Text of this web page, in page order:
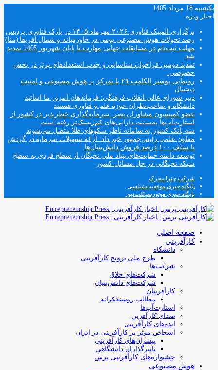
یکشنبه 18 مرداد 1405
اخبار ویژه
برگزاری المپیک فناوری ۲۰۲۶ مهرماه ۱۴۰۵ در پارک فناوری پردیس
رصد تحولات هوش مصنوعی بومی در خاورمیانه و شمال آفریقا (منا)
مهلت ثبت‌نام در مسابقات جهانی مهارت تا پایان شهریور 1405 تمدید
شد
تمدید دومین فراخوان شناسایی و جذب استعدادهای برتر در بخش
خصوصی
رونمایی پوستر الکامپ ۲۹ با تمرکز بر هوش مصنوعی و امنیت
دیجیتال
دبیر شورای عالی انقلاب فرهنگی: فرماندهان امروز ما اساتید
دانشگاه و صاحب‌نظران حوزه علم و فناوری هستند
عضو کمیسیون مشاوران نصر: سرمایه‌گذاری خطرپذیر در کشور از
استارت‌آپ‌ها به‌سمت دارایی‌های کم‌ریسک‌تر رفته است
سه بانک کشور به سامانه ناظر سکوهای طلا متصل می‌شوند
معاون علمی رئیس‌جمهور خبر داد: ارائه تسهیلات سرمایه در گردش
تا سقف ۱۰۰ درصد فروش دانش‌بنیان‌ها
توسعه دامنه حمایت‌های بنیاد ملی نخبگان از سطح فردی به سطح
شبکه نخبگانی در حل مسائل کشور
شرکت چترا محرک
پایگاه خبری موفقیت‌شناسی
پایگاه خبری موتورسیکلت‌نیوز
صفحه اصلی
کارآفرینی
دانشگاه
طرح ملی ترویج کارآفرینی
شرکت‌ها
شرکت‌های خلاق
شرکت‌های دانش‌بنیان
کارآفرینان
مطالب روشنفکرانه
استارت‌آپ‌ها
صدای کارآفرین
ایده‌های کارآفرینی
اشخاص موثر بر کارآفرینی در ایران
پیشران‌های کارآفرینی
تاثیرگذاران دانشگاهی
جشنواره‌های کارآفرینی‌ پرس
هوش مصنوعی